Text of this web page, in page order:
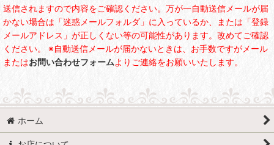
送信されますので内容をご確認ください。万が一自動送信メールが届
かない場合は「迷惑メールフォルダ」に入っているか、または「登録
メールアドレス」が正しくない等の可能性があります。改めてご確認
ください。 ※自動送信メールが届かないときは、お手数ですがメール
またはお問い合わせフォームよりご連絡をお願いいたします。
ホーム